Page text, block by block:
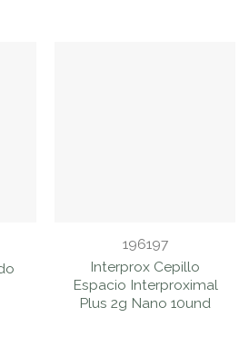
196197
Interprox Cepillo
Espacio Interproximal
Plus 2g Nano 10und